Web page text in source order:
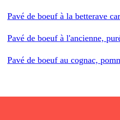
Pavé de boeuf à la betterave
Pavé de boeuf à l'ancienne,
Pavé de boeuf au cognac,